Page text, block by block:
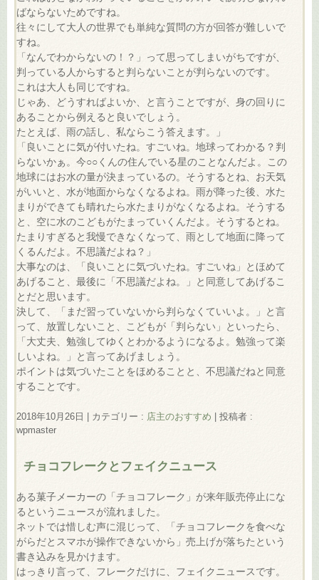
ばならないためですね。
往々にして大人の世界でも単純な質問の方が回答が難しいで
すね。
「なんでわからないの！？」って思ってしまいがちですが、
判っている人からすると判らないことが判らないのです。
これは大人も同じですね。
じゃあ、どうすればよいか、と言うことですが、身の回りに
あることから例えると良いでしょう。
たとえば、雨の話し、私ならこう答えます。」
「良いことに気が付いたね。すごいね。地球ってわかる？判
らないかぁ。今○○くんの住んでいる星のことなんだよ。この
地球にはお水の量が決まっているの。そうするとね、お天気
がいいと、水が地面からなくなるよね。雨が降った後、水た
まりができても晴れたら水たまりがなくなるよね。そうする
と、空に水のこどもがたまっていくんだよ。そうするとね。
たまりすぎると我慢できなくなって、雨として地面に降って
くるんだよ。不思議だよね？」
大事なのは、「良いことに気づいたね。すごいね」とほめて
あげること、最後に「不思議だよね。」と同意してあげるこ
とだと思います。
決して、「まだ習っていないから判らなくていいよ。」と言
って、放置しないこと、こどもが「判らない」といったら、
「大丈夫、勉強してゆくとわかるようになるよ。勉強って楽
しいよね。」と言ってあげましょう。
ポイントは気づいたことをほめることと、不思議だねと同意
することです。
2018年10月26日 カテゴリー : 店主のおすすめ
投稿者 :
wpmaster
チョコフレークとフェイクニュース
ある菓子メーカーの「チョコフレーク」が来年販売停止にな
るというニュースが流れました。
ネットでは惜しむ声に混じって、「チョコフレークを食べな
がらだとスマホが操作できないから」売上げが落ちたという
書き込みを見かけます。
はっきり言って、フレークだけに、フェイクニュースです。